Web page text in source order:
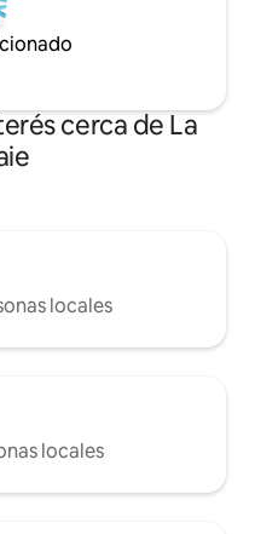
cerca de La
locales
locales